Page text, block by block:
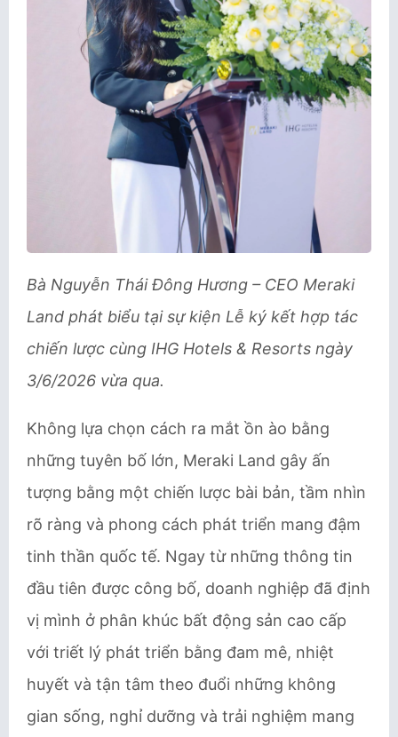
Bà Nguyễn Thái Đông Hương – CEO Meraki
Land phát biểu tại sự kiện Lễ ký kết hợp tác
chiến lược cùng IHG Hotels & Resorts ngày
3/6/2026 vừa qua.
Không lựa chọn cách ra mắt ồn ào bằng
những tuyên bố lớn, Meraki Land gây ấn
tượng bằng một chiến lược bài bản, tầm nhìn
rõ ràng và phong cách phát triển mang đậm
tinh thần quốc tế. Ngay từ những thông tin
đầu tiên được công bố, doanh nghiệp đã định
vị mình ở phân khúc bất động sản cao cấp
với triết lý phát triển bằng đam mê, nhiệt
huyết và tận tâm theo đuổi những không
gian sống, nghỉ dưỡng và trải nghiệm mang